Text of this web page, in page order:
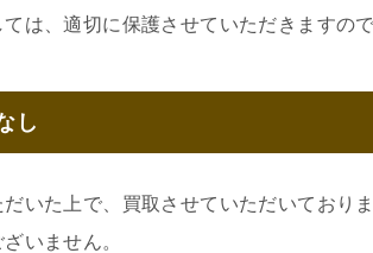
は、適切に保護させていただきますの
し
いた上で、買取させていただいており
いません。